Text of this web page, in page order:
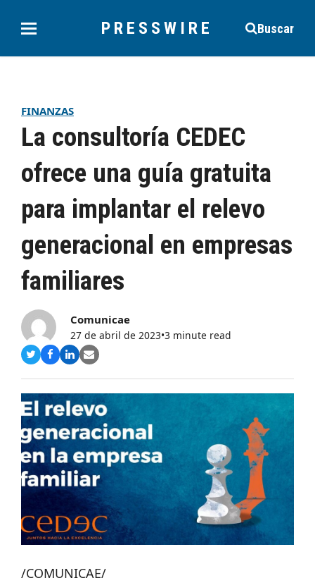
PRESSWIRE Buscar
FINANZAS
La consultoría CEDEC
ofrece una guía gratuita
para implantar el relevo
generacional en empresas
familiares
Comunicae
27 de abril de 2023•3 minute read
Compartir
Twitter
Compartir
Facebook
Compartir
LinkedIn
Share
Email
/COMUNICAE/